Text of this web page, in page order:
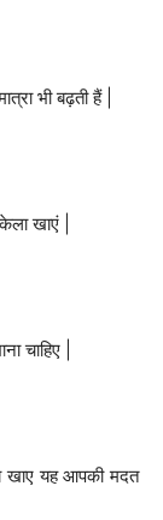
भी बढ़ती हैं |
खाएं |
चाहिए |
खाए यह आपकी मदत